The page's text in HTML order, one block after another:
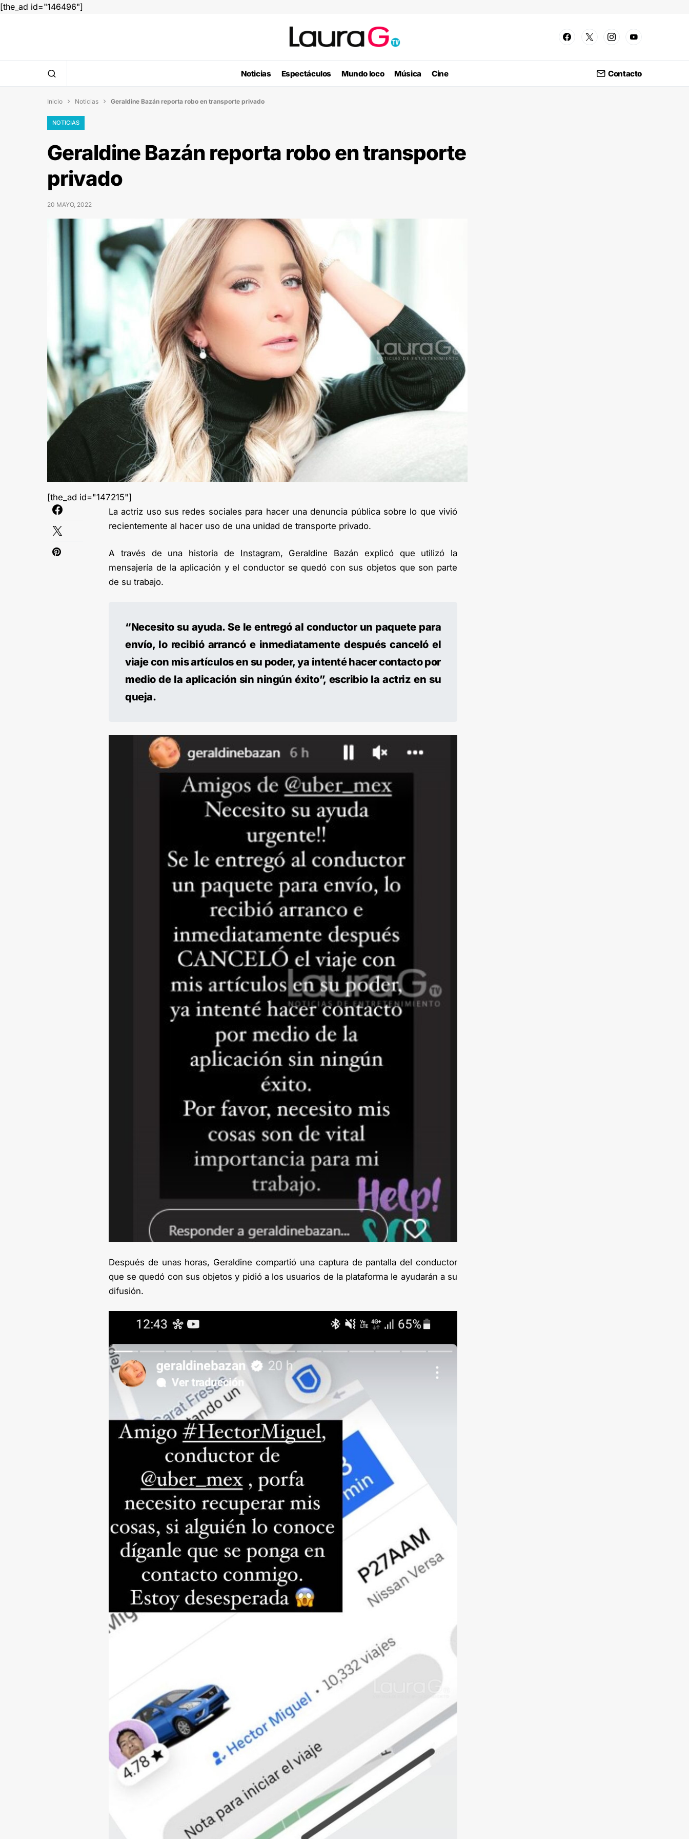
[the_ad id="146496"]
Noticias Espectáculos Mundo loco Música Cine Contacto
Inicio  Noticias  Geraldine Bazán reporta robo en transporte privado
NOTICIAS
Geraldine Bazán reporta robo en transporte
privado
20 MAYO, 2022
[the_ad id="147215"]
La actriz uso sus redes sociales para hacer una denuncia pública sobre lo que vivió
recientemente al hacer uso de una unidad de transporte privado.
A través de una historia de Instagram, Geraldine Bazán explicó que utilizó la
mensajería de la aplicación y el conductor se quedó con sus objetos que son parte
de su trabajo.
“Necesito su ayuda. Se le entregó al conductor un paquete para
envío, lo recibió arrancó e inmediatamente después canceló el
viaje con mis artículos en su poder, ya intenté hacer contacto por
medio de la aplicación sin ningún éxito”, escribio la actriz en su
queja.
Después de unas horas, Geraldine compartió una captura de pantalla del conductor
que se quedó con sus objetos y pidió a los usuarios de la plataforma le ayudarán a su
difusión.